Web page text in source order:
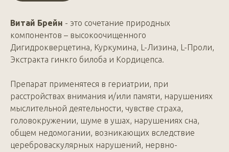
Витай Брейн - это сочетание природных
компонентов – высокоочищенного
Дигидрокверцетина, Куркумина, L-Лизина, L-Проли,
Экстракта гинкго билоба и Кордицепса.
Препарат применятеся в гериатрии, при
расстройствах внимания и/или памяти, нарушениях
мыслительной деятельности, чувстве страха,
головокружении, шуме в ушах, нарушениях сна,
общем недомогании, возникающих вследствие
цереброваскулярных нарушений, нервно-